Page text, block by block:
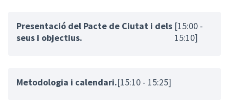
Presentació del Pacte de Ciutat i dels
seus i objectius.
[15:00 -
15:10]
Metodologia i calendari.[15:10 - 15:25]